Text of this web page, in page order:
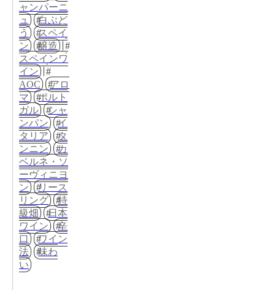
ャンパーニ
ュ
白ぶど
う
スペイ
ン
醸造
スペインワ
イン
AOC
アロ
マ
ポルト
ガル
シャ
ンパン
イ
タリア
タ
ンニン
カ
ベルネ・ソ
ーヴィニヨ
ン
リース
リング
特
級畑
日本
ワイン
辛
口
ワイン
法
味わ
い